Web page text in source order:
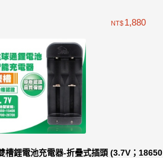
NT$ 1,880
槽鋰電池充電器-折疊式插頭 (3.7V；